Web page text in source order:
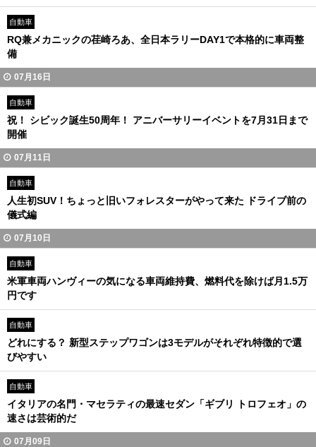
自動車
RQ兼メカニックの荏崎ろあ、全日本ラリーDAY1で本格的に車両整
備
07月16日
自動車
祝！ シビック誕生50周年！ アニバーサリーイベントを7月31日まで
開催
07月11日
自動車
人生初SUV！ちょっと旧いフォレスターがやって来た ドライブ前の
儀式編
07月10日
自動車
米軍車両ハンヴィーの気になる車両維持費、燃料代を除けば月1.5万
円です
自動車
どれにする？ 新型ステップワゴンは3モデルがそれぞれ特徴的で選
びやすい
自動車
イタリアの名門・マセラティの最速セダン「ギブリ トロフェオ」の
速さは芸術的だ
07月09日